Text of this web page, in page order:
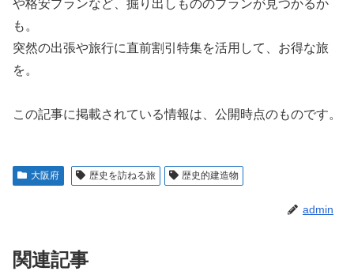
や格安プランなど、掘り出しもののプランが見つかるか
も。
突然の出張や旅行に直前割引特集を活用して、お得な旅
を。
この記事に掲載されている情報は、公開時点のものです。
大阪府 歴史を訪ねる旅 歴史的建造物
admin
関連記事